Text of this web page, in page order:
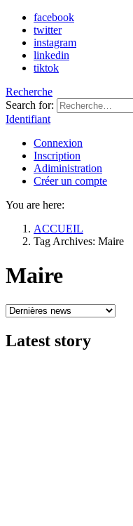
facebook
twitter
instagram
linkedin
tiktok
Recherche
Search for:
Identifiant
Connexion
Inscription
Adiministration
Créer un compte
You are here:
ACCUEIL
Tag Archives: Maire
Maire
Latest story